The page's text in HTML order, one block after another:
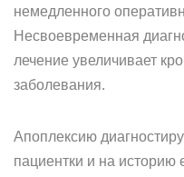
немедленного
Несвоевременная
лечение увеличивает
заболевания.
Апоплексию
пациентки и на историю